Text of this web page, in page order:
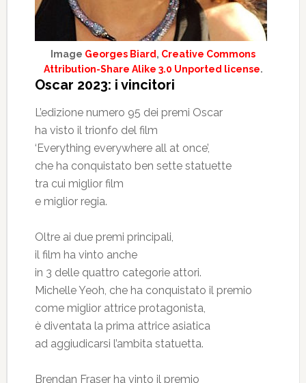
Image Georges Biard, Creative Commons
Attribution-Share Alike 3.0 Unported license.
Oscar 2023: i vincitori
L’edizione numero 95 dei premi Oscar
ha visto il trionfo del film
‘Everything everywhere all at once’,
che ha conquistato ben sette statuette
tra cui miglior film
e miglior regia.
Oltre ai due premi principali,
il film ha vinto anche
in 3 delle quattro categorie attori.
Michelle Yeoh, che ha conquistato il premio
come miglior attrice protagonista,
è diventata la prima attrice asiatica
ad aggiudicarsi l’ambita statuetta.
Brendan Fraser ha vinto il premio